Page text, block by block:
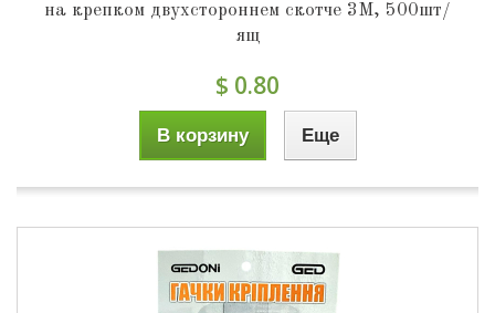
на крепком двухстороннем скотче 3М, 500шт/
ящ
$ 0.80
В корзину Еще